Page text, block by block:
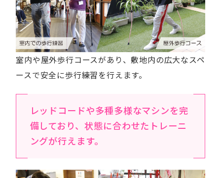
室内や屋外歩行コースがあり、敷地内の広大なスペ
ースで安全に歩行練習を行えます。
レッドコードや多種多様なマシンを完
備しており、状態に合わせたトレーニ
ングが行えます。